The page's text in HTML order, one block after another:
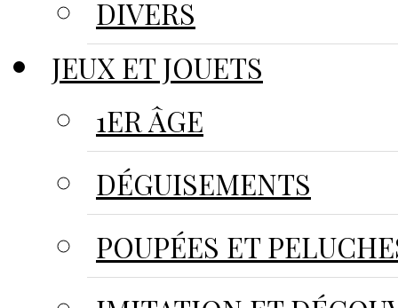
DIVERS
JEUX ET JOUETS
1ER ÂGE
DÉGUISEMENTS
POUPÉES ET